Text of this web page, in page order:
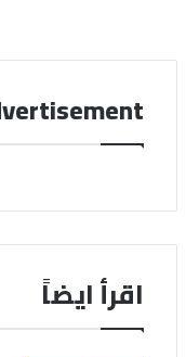
اقرأ ايضاً